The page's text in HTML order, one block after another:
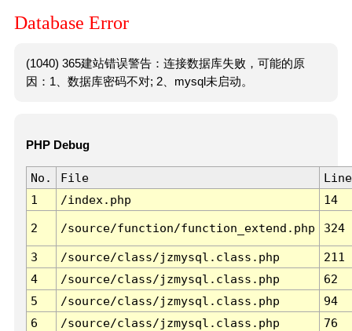
Database Error
(1040) 365建站错误警告：连接数据库失败，可能的原
因：1、数据库密码不对; 2、mysql未启动。
PHP Debug
No. File
Line
1
/index.php 14
2 /source/function/function_extend.php 324
3 /source/class/jzmysql.class.php
211
4
/source/class/jzmysql.class.php
62
5
/source/class/jzmysql.class.php
94
6
/source/class/jzmysql.class.php 76